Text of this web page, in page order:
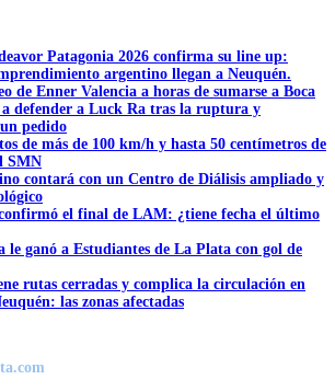
Patagonia 2026 confirma su line up:
argentino llegan a Neuquén.
de Enner Valencia a horas de sumarse a Boca
defender a Luck Ra tras la ruptura y
pedido
de más de 100 km/h y hasta 50 centímetros de
SMN
contará con un Centro de Diálisis ampliado y
el final de LAM: ¿tiene fecha el último
le ganó a Estudiantes de La Plata con gol de
rutas cerradas y complica la circulación en
las zonas afectadas